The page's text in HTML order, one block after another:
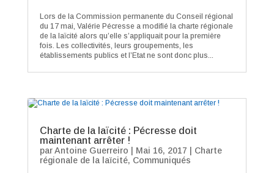
Lors de la Commission permanente du Conseil régional
du 17 mai, Valérie Pécresse a modifié la charte régionale
de la laïcité alors qu’elle s’appliquait pour la première
fois. Les collectivités, leurs groupements, les
établissements publics et l’Etat ne sont donc plus...
Charte de la laïcité : Pécresse doit
maintenant arrêter !
parAntoine Guerreiro Mai 16, 2017
Charte
régionale de la laïcité, Communiqués